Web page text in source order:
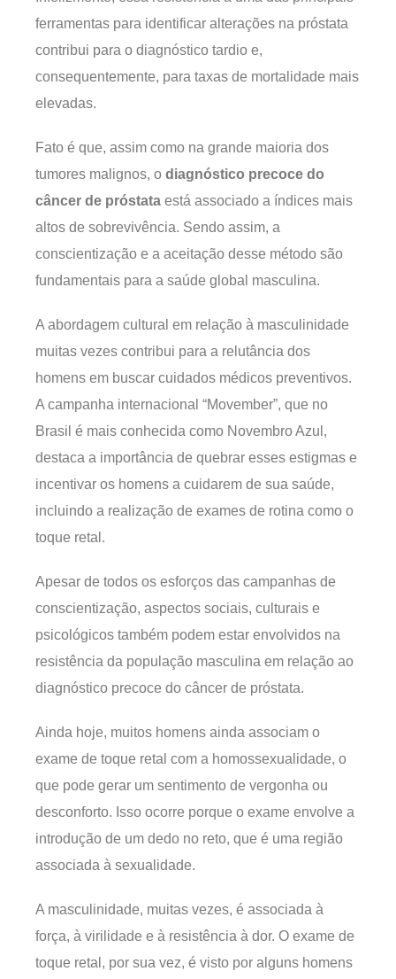
ferramentas para identificar alterações na próstata
contribui para o diagnóstico tardio e,
consequentemente, para taxas de mortalidade mais
elevadas.
Fato é que, assim como na grande maioria dos
tumores malignos, o diagnóstico precoce do
câncer de próstata está associado a índices mais
altos de sobrevivência. Sendo assim, a
conscientização e a aceitação desse método são
fundamentais para a saúde global masculina.
A abordagem cultural em relação à masculinidade
muitas vezes contribui para a relutância dos
homens em buscar cuidados médicos preventivos.
A campanha internacional “Movember”, que no
Brasil é mais conhecida como Novembro Azul,
destaca a importância de quebrar esses estigmas e
incentivar os homens a cuidarem de sua saúde,
incluindo a realização de exames de rotina como o
toque retal.
Apesar de todos os esforços das campanhas de
conscientização, aspectos sociais, culturais e
psicológicos também podem estar envolvidos na
resistência da população masculina em relação ao
diagnóstico precoce do câncer de próstata.
Ainda hoje, muitos homens ainda associam o
exame de toque retal com a homossexualidade, o
que pode gerar um sentimento de vergonha ou
desconforto. Isso ocorre porque o exame envolve a
introdução de um dedo no reto, que é uma região
associada à sexualidade.
A masculinidade, muitas vezes, é associada à
força, à virilidade e à resistência à dor. O exame de
toque retal, por sua vez, é visto por alguns homens